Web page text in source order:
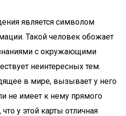
является символом
Такой человек обожает
с окружающими
неинтересных тем.
в мире, вызывает у него
не имеет к нему прямого
у этой карты отличная